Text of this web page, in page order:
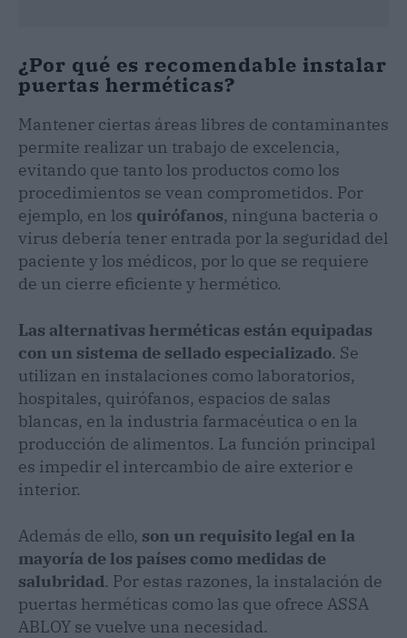
¿Por qué es recomendable instalar
puertas herméticas?
Mantener ciertas áreas libres de contaminantes
permite realizar un trabajo de excelencia,
evitando que tanto los productos como los
procedimientos se vean comprometidos. Por
ejemplo, en los quirófanos, ninguna bacteria o
virus debería tener entrada por la seguridad del
paciente y los médicos, por lo que se requiere
de un cierre eficiente y hermético.
Las alternativas herméticas están equipadas
con un sistema de sellado especializado. Se
utilizan en instalaciones como laboratorios,
hospitales, quirófanos, espacios de salas
blancas, en la industria farmacéutica o en la
producción de alimentos. La función principal
es impedir el intercambio de aire exterior e
interior.
Además de ello, son un requisito legal en la
mayoría de los países como medidas de
salubridad. Por estas razones, la instalación de
puertas herméticas como las que ofrece ASSA
ABLOY se vuelve una necesidad.